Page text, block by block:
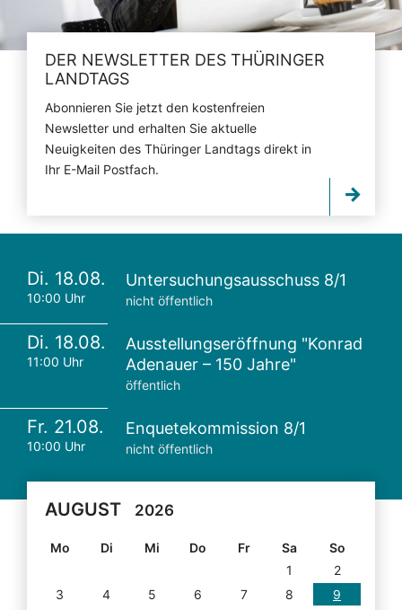
DER NEWSLETTER DES THÜRINGER
LANDTAGS
Abonnieren Sie jetzt den kostenfreien
Newsletter und erhalten Sie aktuelle
Neuigkeiten des Thüringer Landtags direkt in
Ihr E-Mail Postfach.
Di. 18.08.
10:00 Uhr
Untersuchungsausschuss 8/1
nicht öffentlich
Di. 18.08.
11:00 Uhr
Ausstellungseröffnung "Konrad
Adenauer – 150 Jahre"
öffentlich
Fr. 21.08.
10:00 Uhr
Enquetekommission 8/1
nicht öffentlich
AUGUST 2026
Mo Di Mi Do Fr Sa
So
1
2
3
4 5 6 7 8
9